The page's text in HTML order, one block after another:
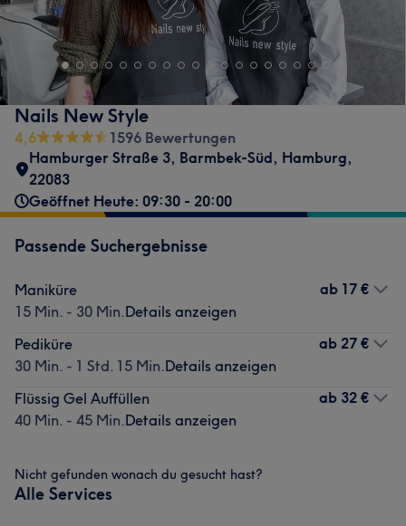
Nails New Style
4,6
1596 Bewertungen
Hamburger Straße 3, Barmbek-Süd, Hamburg,
22083
Geöffnet Heute: 09:30 - 20:00
Passende Suchergebnisse
Maniküre
15 Min. - 30 Min.Details anzeigen
ab 17 €
Pediküre
30 Min. - 1 Std. 15 Min.Details anzeigen
ab 27 €
Flüssig Gel Auffüllen
40 Min. - 45 Min.Details anzeigen
ab 32 €
Nicht gefunden wonach du gesucht hast?
Alle Services